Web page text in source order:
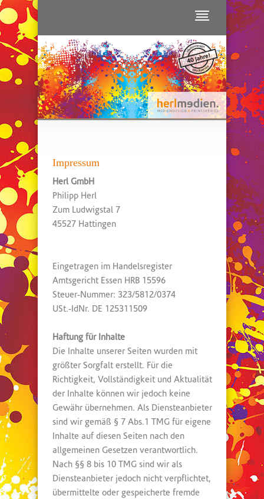
Impressum
Herl GmbH
Philipp Herl
Zum Ludwigstal 7
45527 Hattingen
Eingetragen im Handelsregister
Amtsgericht Essen HRB 15596
Steuer-Nummer: 323/5812/0374
USt.-IdNr. DE 125311509
Haftung für Inhalte
Die Inhalte unserer Seiten wurden mit
größter Sorgfalt erstellt. Für die
Richtigkeit, Vollständigkeit und Aktualität
der Inhalte können wir jedoch keine
Gewähr übernehmen. Als Diensteanbieter
sind wir gemäß § 7 Abs.1 TMG für eigene
Inhalte auf diesen Seiten nach den
allgemeinen Gesetzen verantwortlich.
Nach §§ 8 bis 10 TMG sind wir als
Diensteanbieter jedoch nicht verpflichtet,
übermittelte oder gespeicherte fremde